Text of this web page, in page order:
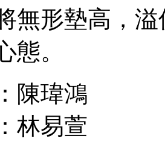
無形墊高，
態。
陳瑋鴻
林易萱